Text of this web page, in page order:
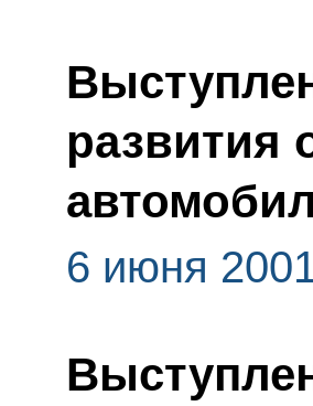
развития
6 июня